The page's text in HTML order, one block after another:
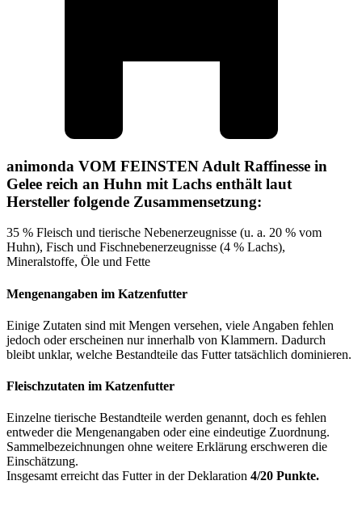
animonda VOM FEINSTEN Adult Raffinesse in
Gelee reich an Huhn mit Lachs enthält laut
Hersteller folgende Zusammensetzung:
35 % Fleisch und tierische Nebenerzeugnisse (u. a. 20 % vom
Huhn), Fisch und Fischnebenerzeugnisse (4 % Lachs),
Mineralstoffe, Öle und Fette
Mengenangaben im Katzenfutter
Einige Zutaten sind mit Mengen versehen, viele Angaben fehlen
jedoch oder erscheinen nur innerhalb von Klammern. Dadurch
bleibt unklar, welche Bestandteile das Futter tatsächlich dominieren.
Fleischzutaten im Katzenfutter
Einzelne tierische Bestandteile werden genannt, doch es fehlen
entweder die Mengenangaben oder eine eindeutige Zuordnung.
Sammelbezeichnungen ohne weitere Erklärung erschweren die
Einschätzung.
Insgesamt erreicht das Futter in der Deklaration 4/20 Punkte.